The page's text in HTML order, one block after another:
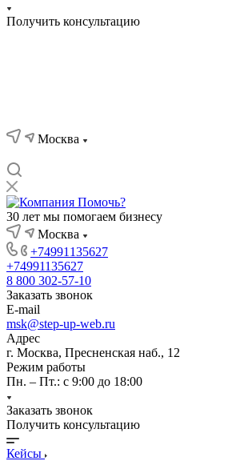
Получить консультацию
Москва
30 лет мы помогаем бизнесу
Москва
+74991135627
+74991135627
8 800 302-57-10
Заказать звонок
E-mail
msk@step-up-web.ru
Адрес
г. Москва, Пресненская наб., 12
Режим работы
Пн. – Пт.: с 9:00 до 18:00
Заказать звонок
Получить консультацию
Кейсы